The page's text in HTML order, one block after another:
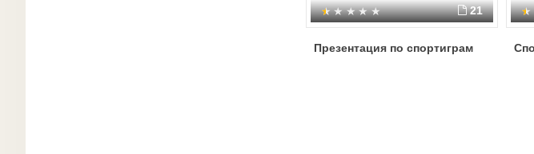
21
Презентация по спортиграм